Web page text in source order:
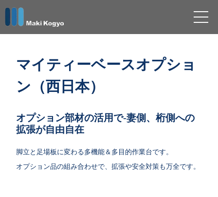
マイティーベースオプショ
ン（西日本）
オプション部材の活用で-妻側、桁側への
拡張が自由自在
脚立と足場板に変わる多機能＆多目的作業台です。
オプション品の組み合わせで、拡張や安全対策も万全です。